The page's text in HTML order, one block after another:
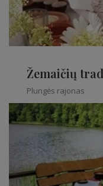
Žemaičių
Plungės rajonas